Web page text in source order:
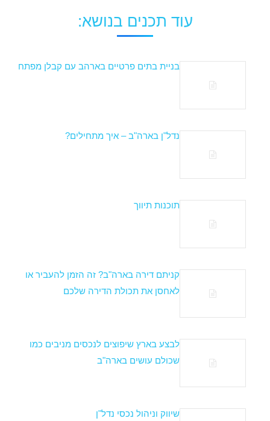
עוד תכנים בנושא:
בניית בתים פרטיים בארהב עם קבלן מפתח
נדל"ן בארה"ב – איך מתחילים?
תוכנות תיווך
קניתם דירה בארה"ב? זה הזמן להעביר או
לאחסן את תכולת הדירה שלכם
לבצע בארץ שיפוצים לנכסים מניבים כמו
שכולם עושים בארה"ב
שיווק וניהול נכסי נדל"ן